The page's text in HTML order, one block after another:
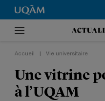
Accueil Vie universitaire
Une vitrine
à l’UQAM